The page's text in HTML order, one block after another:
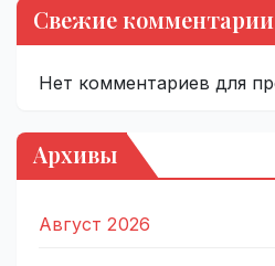
Свежие комментарии
Нет комментариев для
Архивы
Август 2026